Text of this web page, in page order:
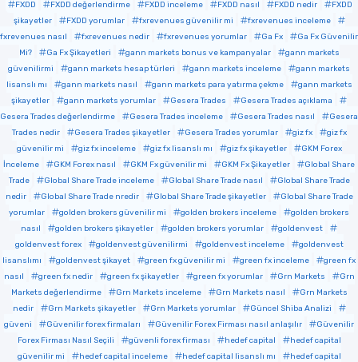
FXDD
FXDD değerlendirme FXDD inceleme FXDD nasıl FXDD nedir
FXDD
şikayetler
FXDD yorumlar fxrevenues güvenilir mi
fxrevenues inceleme
fxrevenues nasıl
fxrevenues nedir fxrevenues yorumlar Ga Fx
Ga Fx Güvenilir
Mi?
Ga Fx Şikayetleri gann markets bonus ve kampanyalar
gann markets
güvenilirmi
gann markets hesap türleri gann markets inceleme
gann markets
lisanslı mı
gann markets nasıl gann markets para yatırma çekme
gann markets
şikayetler
gann markets yorumlar Gesera Trades
Gesera Trades açıklama
Gesera Trades değerlendirme
Gesera Trades inceleme Gesera Trades nasıl
Gesera
Trades nedir
Gesera Trades şikayetler Gesera Trades yorumlar giz fx
giz fx
güvenilir mi
giz fx inceleme giz fx lisanslı mı giz fx şikayetler
GKM Forex
İnceleme
GKM Forex nasıl GKM Fx güvenilir mi GKM Fx Şikayetler
Global Share
Trade
Global Share Trade inceleme Global Share Trade nasıl
Global Share Trade
nedir
Global Share Trade nredir Global Share Trade şikayetler
Global Share Trade
yorumlar
golden brokers güvenilir mi golden brokers inceleme
golden brokers
nasıl
golden brokers şikayetler golden brokers yorumlar
goldenvest
goldenvest forex
goldenvest güvenilirmi goldenvest inceleme
goldenvest
lisanslımı
goldenvest şikayet green fx güvenilir mi green fx inceleme
green fx
nasıl
green fx nedir green fx şikayetler green fx yorumlar Grn Markets
Grn
Markets değerlendirme
Grn Markets inceleme Grn Markets nasıl
Grn Markets
nedir
Grn Markets şikayetler Grn Markets yorumlar
Güncel Shiba Analizi
güveni
Güvenilir forex firmaları Güvenilir Forex Firması nasıl anlaşılır
Güvenilir
Forex Firması Nasıl Seçili
güvenli forex firması hedef capital
hedef capital
güvenilir mi
hedef capital inceleme hedef capital lisanslı mı
hedef capital